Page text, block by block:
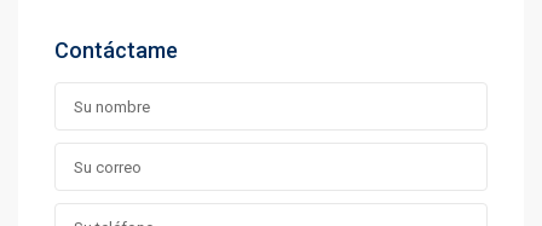
Contáctame